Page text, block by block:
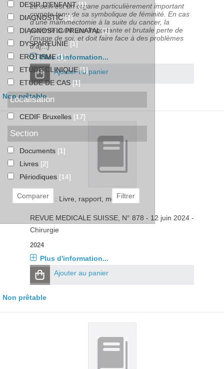
Le sein est un organe particulièrement important
compte tenu de sa symbolique de féminité. En cas
d'une mammectomie à la suite du cancer, la
patiente subit une importante et brutale perte de
l'image de soi, et doit faire face à des problèmes
d'a[...]
Plus d'information...
Ajouter au panier
Non prêtable
Bulletin : Livre, rapport, mémoire
REVUE MEDICALE SUISSE, N° 878 - 12 juin 2024 -
Chirurgie
2024
Plus d'information...
Ajouter au panier
Non prêtable
DESIR D'ENFANT[1]
DIAGNOSTIC[1]
DIAGNOSTIC PRENATAL[1]
DYSPAREUNIE [1]
EROTISME[1]
ETUDE CLINIQUE[1]
ETUDE DE CAS [1]
Localisation
CEDIF Bruxelles [17]
Section
Documents [1]
Livres [2]
Périodiques [14]